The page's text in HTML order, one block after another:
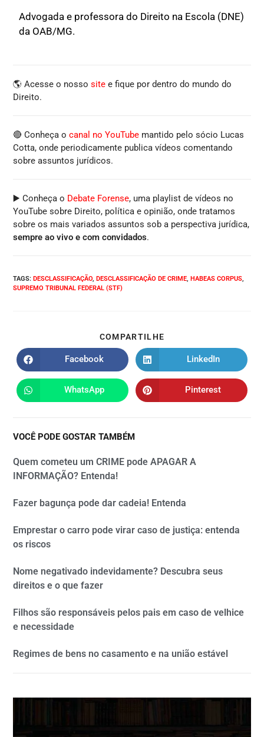
Advogada e professora do Direito na Escola (DNE)
da OAB/MG.
🌎 Acesse o nossosite e fique por dentro do mundo do
Direito.
🔴 Conheça ocanal no YouTube mantido pelo sócio Lucas
Cotta, onde periodicamente publica vídeos comentando
sobre assuntos jurídicos.
▶️ Conheça o Debate Forense, uma playlist de vídeos no
YouTube sobre Direito, política e opinião, onde tratamos
sobre os mais variados assuntos sob a perspectiva jurídica,
sempre ao vivo e com convidados.
TAGS:DESCLASSIFICAÇÃO, DESCLASSIFICAÇÃO DE CRIME, HABEAS CORPUS,
SUPREMO TRIBUNAL FEDERAL (STF)
COMPARTILHE
Facebook LinkedIn
WhatsApp Pinterest
VOCÊ PODE GOSTAR TAMBÉM
Quem cometeu um CRIME pode APAGAR A
INFORMAÇÃO? Entenda!
Fazer bagunça pode dar cadeia! Entenda
Emprestar o carro pode virar caso de justiça: entenda
os riscos
Nome negativado indevidamente? Descubra seus
direitos e o que fazer
Filhos são responsáveis pelos pais em caso de velhice
e necessidade
Regimes de bens no casamento e na união estável